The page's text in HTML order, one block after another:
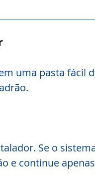
uma pasta fácil
Se o
e continue